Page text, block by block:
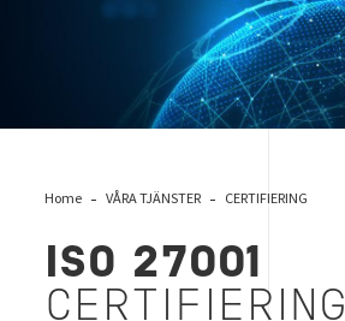
Home VÅRA TJÄNSTER CERTIFIERING
ISO 27001
CERTIFIERING